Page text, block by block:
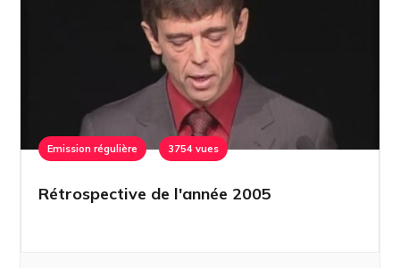
Emission régulière 3754 vues
Rétrospective de l'année 2005